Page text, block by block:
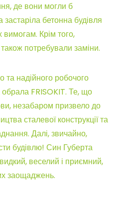
де вони могли б
бетонна будівля
вимогам. Крім того,
потребували заміни.
та надійного робочого
обрала FRISOKIT. Те, що
незабаром призвело до
сталевої конструкції та
Далі, звичайно,
будівлю! Син Губерта
веселий і приємний,
заощаджень.